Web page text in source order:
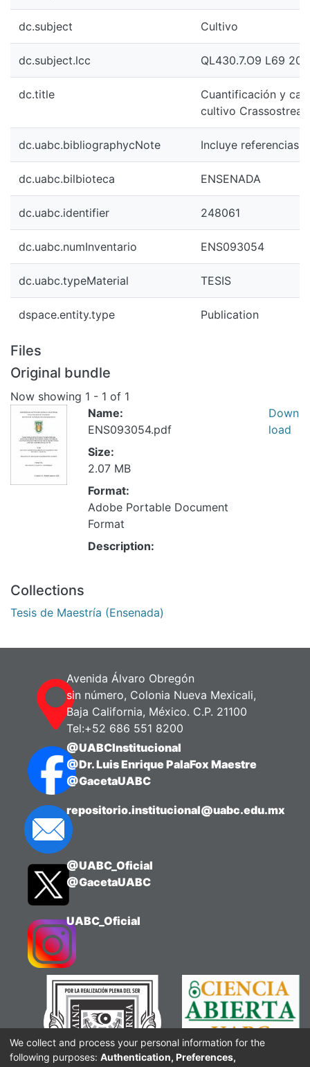
dc.subject Cultivo
dc.subject.lcc QL430.7.O9 L69
dc.title
Cuantificación y
cultivo Crassostrea
dc.uabc.bibliographycNote Incluye referencias
dc.uabc.bilbioteca ENSENADA
dc.uabc.identifier 248061
dc.uabc.numInventario ENS093054
dc.uabc.typeMaterial TESIS
dspace.entity.type Publication
Files
Original bundle
Now showing 1 - 1 of 1
Name:
ENS093054.pdf
Size:
2.07 MB
Format:
Adobe Portable Document
Format
Description:
Down
load
Collections
Tesis de Maestría (Ensenada)
Avenida Álvaro Obregón
sin número, Colonia Nueva Mexicali,
Baja California, México. C.P. 21100
Tel:+52 686 551 8200
@UABCInstitucional
@Dr. Luis Enrique PalaFox Maestre
@GacetaUABC
repositorio.institucional@uabc.edu.mx
@UABC_Oficial
@GacetaUABC
UABC_Oficial
We collect and process your personal information for the
following purposes: Authentication, Preferences,